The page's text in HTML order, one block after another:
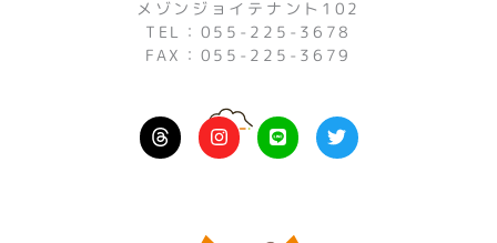
メゾンジョイテナント102
TEL：055-225-3678
FAX：055-225-3679
I
n
s
L
i
n
T
w
i